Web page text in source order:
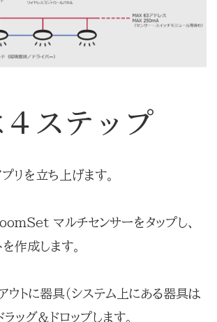
ステップ
リを立ち上げます。
マルチセンサーをタップし、
作成します。
ウトに器具（システム上にある器具は
ッグ＆ドロップします。